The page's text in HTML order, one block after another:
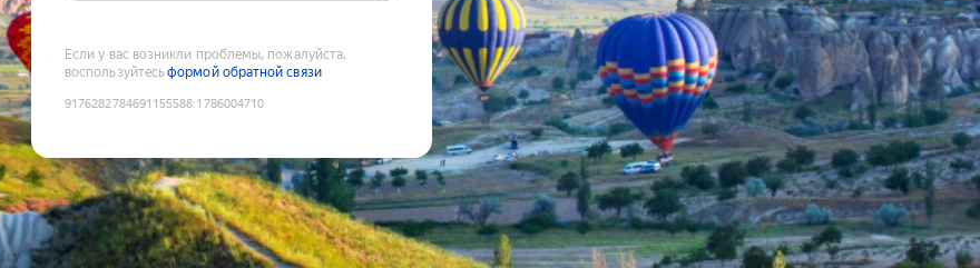
Если у вас возникли проблемы, пожалуйста,
воспользуйтесьформой обратной связи
9176282784691155588:1786004710